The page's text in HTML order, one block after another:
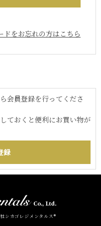
ドをお忘れの方はこちら
会員登録を行ってくださ
ておくと便利にお買い物が
シカゴレジメンタルス®